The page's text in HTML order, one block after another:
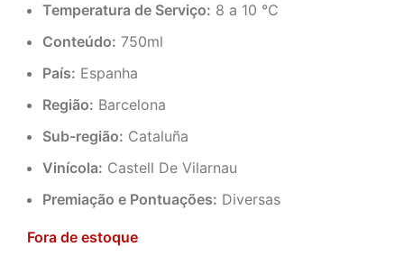
Temperatura de Serviço: 8 a 10 °C
Conteúdo: 750ml
País: Espanha
Região: Barcelona
Sub-região: Cataluña
Vinícola: Castell De Vilarnau
Premiação e Pontuações: Diversas
Fora de estoque